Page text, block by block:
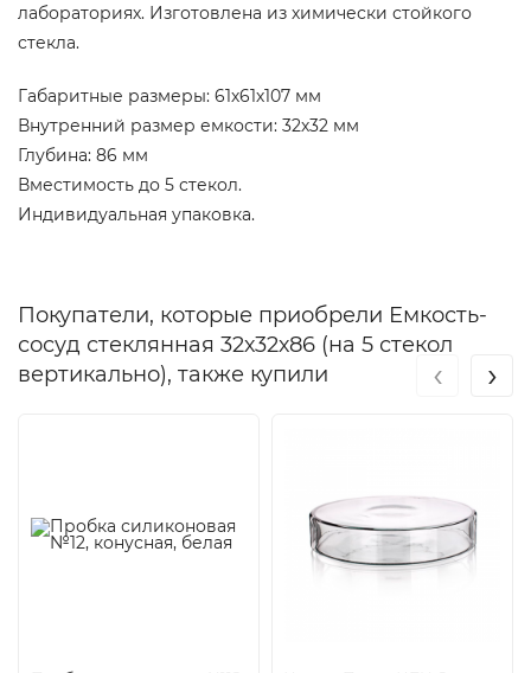
лабораториях. Изготовлена из химически стойкого
стекла.
Габаритные размеры: 61х61х107 мм
Внутренний размер емкости: 32х32 мм
Глубина: 86 мм
Вместимость до 5 стекол.
Индивидуальная упаковка.
Покупатели, которые приобрели Емкость-
сосуд стеклянная 32х32х86 (на 5 стекол
вертикально), также купили
‹ ›